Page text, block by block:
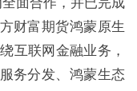
财富期货鸿蒙原生
互联网金融业务，
务分发、鸿蒙生态